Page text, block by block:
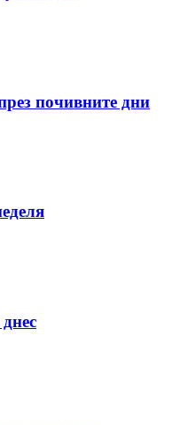
почивните дни